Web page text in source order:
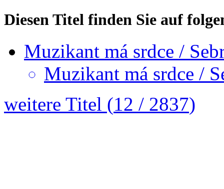
Diesen Titel finden Sie auf
Muzikant má srdce /
Muzikant má srdce /
weitere Titel (12 / 2837)